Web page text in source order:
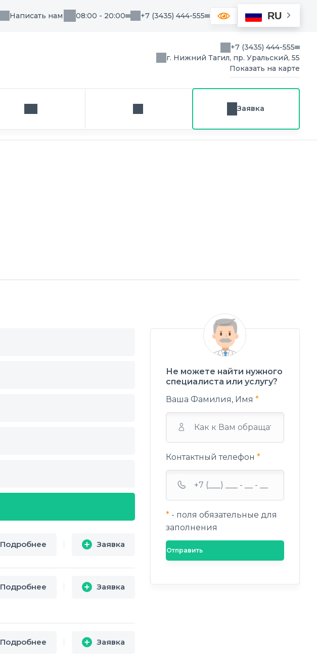
Написать нам 08:00 - 20:00 +7 (3435) 444-555 RU
+7 (3435) 444-555
г. Нижний Тагил, пр. Уральский, 55
Показать на карте
Написать нам Заказ звонка Заявка
Подробнее i Заявка
Подробнее i Заявка
Подробнее i Заявка
Не можете найти нужного
специалиста или услугу?
Ваша Фамилия, Имя *
Контактный телефон *
*- поля обязательные для
заполнения